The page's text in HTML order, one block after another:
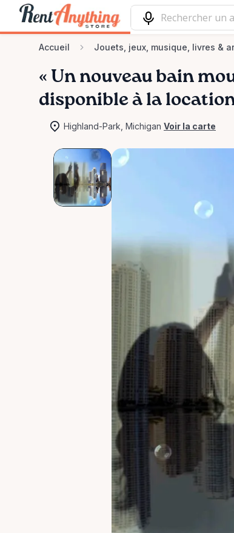
Accueil Jouets, jeux, musique, livres &
« Un nouveau bain
disponible à la
Highland-Park, Michigan Voir la carte